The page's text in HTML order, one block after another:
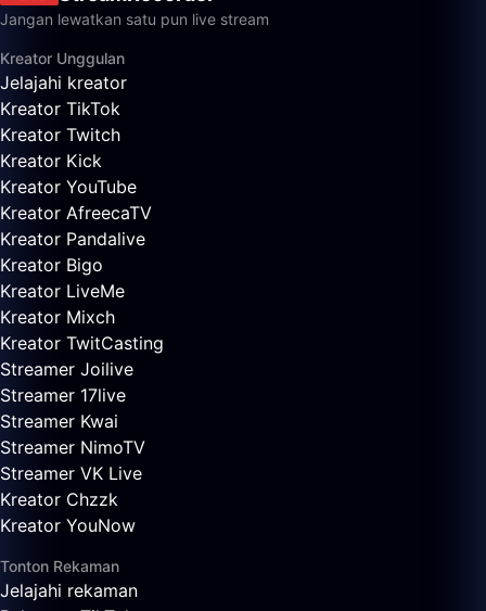
Jangan lewatkan satu pun live stream
Kreator Unggulan
Jelajahi kreator
Kreator TikTok
Kreator Twitch
Kreator Kick
Kreator YouTube
Kreator AfreecaTV
Kreator Pandalive
Kreator Bigo
Kreator LiveMe
Kreator Mixch
Kreator TwitCasting
Streamer Joilive
Streamer 17live
Streamer Kwai
Streamer NimoTV
Streamer VK Live
Kreator Chzzk
Kreator YouNow
Tonton Rekaman
Jelajahi rekaman